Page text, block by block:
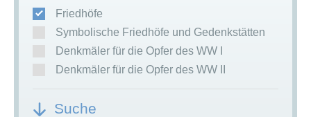
Friedhöfe
Symbolische Friedhöfe und Gedenkstätten
Denkmäler für die Opfer des WW I
Denkmäler für die Opfer des WW II
Suche